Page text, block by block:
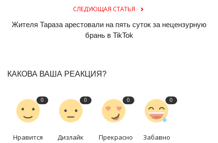
СЛЕДУЮЩАЯ СТАТЬЯ
Жителя Тараза арестовали на пять суток за нецензурную
брань в TikTok
КАКОВА ВАША РЕАКЦИЯ?
0
Нравится
0
Дизлайк
0
Прекрасно
0
Забавно